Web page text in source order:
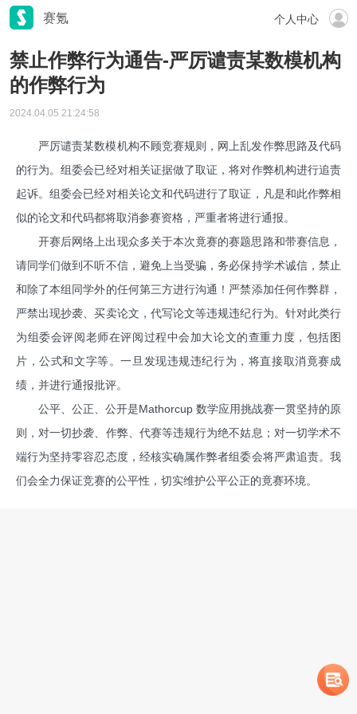
赛氪 个人中心
禁止作弊行为通告-严厉谴责某数模机构
的作弊行为
2024.04.05 21:24:58
严厉谴责某数模机构不顾竞赛规则，网上乱发作弊思路及代码
的行为。组委会已经对相关证据做了取证，将对作弊机构进行追责
起诉。组委会已经对相关论文和代码进行了取证，凡是和此作弊相
似的论文和代码都将取消参赛资格，严重者将进行通报。
开赛后网络上出现众多关于本次竟赛的赛题思路和带赛信息，
请同学们做到不听不信，避免上当受骗，务必保持学术诚信，禁止
和除了本组同学外的任何第三方进行沟通！严禁添加任何作弊群，
严禁出现抄袭、买卖论文，代写论文等违规违纪行为。针对此类行
为组委会评阅老师在评阅过程中会加大论文的查重力度，包括图
片，公式和文字等。一旦发现违规违纪行为，将直接取消竟赛成
绩，并进行通报批评。
公平、公正、公开是Mathorcup 数学应用挑战赛一贯坚持的原
则，对一切抄袭、作弊、代赛等违规行为绝不姑息；对一切学术不
端行为坚持零容忍态度，经核实确属作弊者组委会将严肃追责。我
们会全力保证竞赛的公平性，切实维护公平公正的竟赛环境。